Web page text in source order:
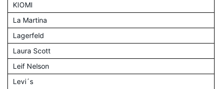
KIOMI
La Martina
Lagerfeld
Laura Scott
Leif Nelson
Levi´s